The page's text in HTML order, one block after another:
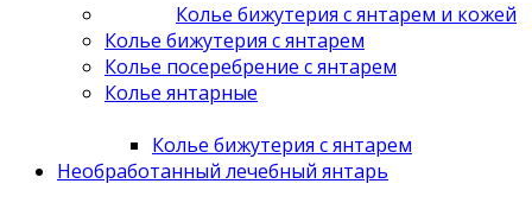
Колье бижутерия с янтарем и кожей
Колье бижутерия с янтарем
Колье посеребрение с янтарем
Колье янтарные
Колье бижутерия с янтарем
Необработанный лечебный янтарь